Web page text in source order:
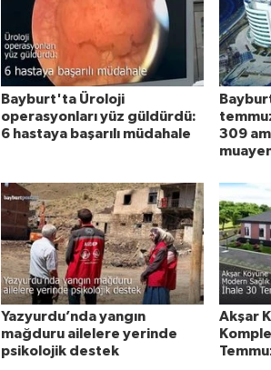
Bayburt'ta Üroloji
operasyonları yüz güldürdü:
6 hastaya başarılı müdahale
309
Yazyurdu’nda yangın
mağduru ailelere yerinde
psikolojik destek
Akşar